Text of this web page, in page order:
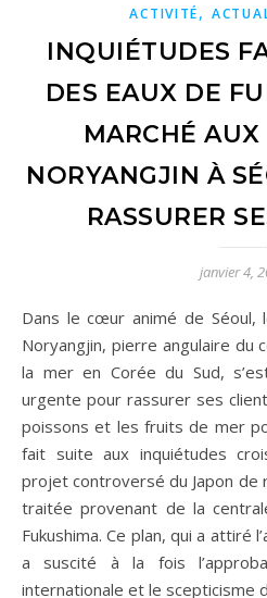
ACTIVITÉ,
INQUIÉTUDES
DES EAUX DE
MARCHÉ
NORYANGJIN À
RASSURER
janvier 4,
Dans le cœur animé de Séoul, le marché de la pêche de
Noryangjin, pierre angulaire du
la mer en Corée du Sud,
urgente pour rassurer ses
poissons et les fruits de mer
fait suite aux inquiétudes
projet controversé du Japon de
traitée provenant de la
Fukushima. Ce plan, qui a attiré
a suscité à la fois
internationale et le scepticisme